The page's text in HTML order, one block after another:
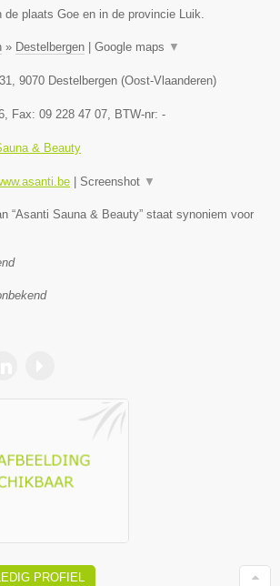
de plaats Goe en in de provincie Luik.
» Destelbergen Google maps ▼
9070 Destelbergen (Oost-Vlaanderen)
, Fax: 09 228 47 07 , BTW-nr: -
& Beauty
Screenshot ▼
“Asanti Sauna & Beauty” staat synoniem voor
PROFIEL